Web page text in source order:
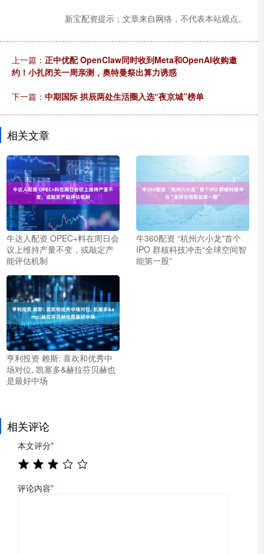
新宝配资提示：文章来自网络，不代表本站观点。
上一篇： 正中优配 OpenClaw同时收到Meta和OpenAI收购邀
约！小扎闭关一周亲测，奥特曼祭出算力诱惑
下一篇： 中期国际 拱辰两处生活圈入选“夜京城”榜单
相关文章
牛达人配资 OPEC+料在周日会
议上维持产量不变，或敲定产
能评估机制
牛360配资 “杭州六小龙”首个
IPO 群核科技冲击“全球空间智
能第一股”
亨利投资 赖斯: 喜欢和优秀中
场对位, 凯塞多&赫拉芬贝赫也
是最好中场
相关评论
本文评分*
评论内容*